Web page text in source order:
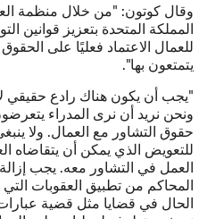
وقال كوتون: "من خلال منظمة
المملكة المتحدة بتعزيز قوانين
للعمال الاعتماد فعليًا على
يتمتعون بها".
"يجب أن يكون هناك رادع حقيقي
ونحن نريد أن نرى المدراء
حقوق التشاور مع العمال. ولا
للتعويض الذي يمكن أن يتقاضاه
العمل في التشاور معه. يجب
المحاكم من تطبيق العقوبات